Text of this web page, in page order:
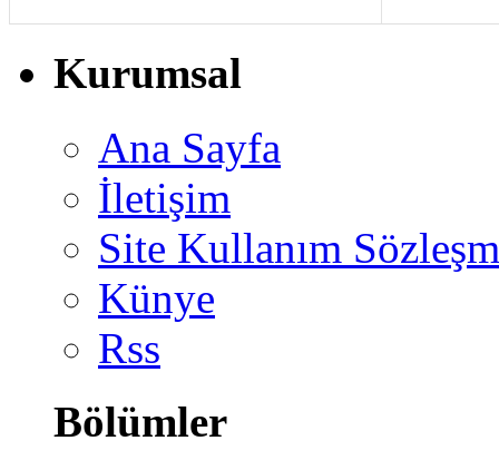
Kurumsal
Ana Sayfa
İletişim
Site Kullanım
Künye
Rss
Bölümler